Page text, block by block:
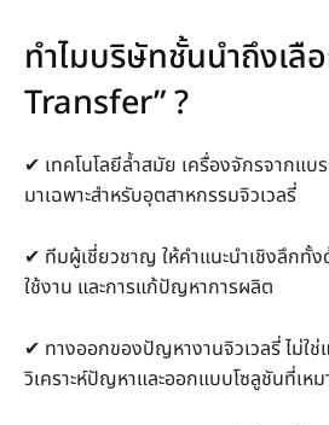
ทำไมบริษัทชั้นนำถึงเลื
Transfer” ?
✔ เทคโนโลยีล้ำสมัย เครื่องจักรจากแ
มาเฉพาะสำหรับอุตสาหกรรมจิวเวลรี่
✔ ทีมผู้เชี่ยวชาญ ให้คำแนะนำเชิงลึกทั้ง
ใช้งาน และการแก้ปัญหาการผลิต
✔ ทางออกของปัญหางานจิวเวลรี่ ไม่ใ
วิเคราะห์ปัญหาและออกแบบโซลูชันที่เหม